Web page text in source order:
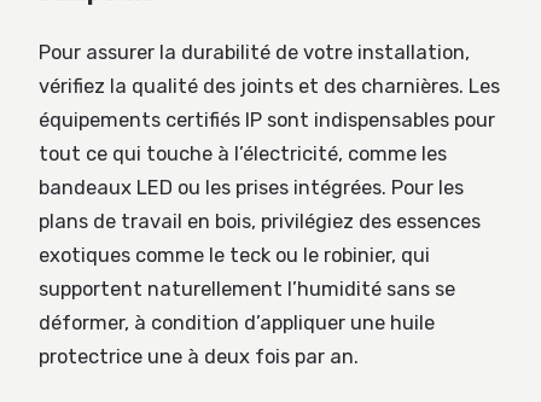
Pour assurer la durabilité de votre installation,
vérifiez la qualité des joints et des charnières. Les
équipements certifiés IP sont indispensables pour
tout ce qui touche à l’électricité, comme les
bandeaux LED ou les prises intégrées. Pour les
plans de travail en bois, privilégiez des essences
exotiques comme le teck ou le robinier, qui
supportent naturellement l’humidité sans se
déformer, à condition d’appliquer une huile
protectrice une à deux fois par an.